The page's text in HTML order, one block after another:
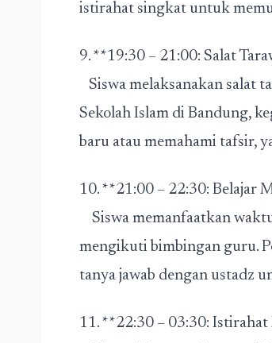
istirahat singkat untuk
9. **19:30 – 21:00: Salat
Siswa melaksanakan salat
Sekolah Islam di Bandung,
baru atau memahami tafsir,
10. **21:00 – 22:30: Belajar
Siswa memanfaatkan
mengikuti bimbingan guru.
tanya jawab dengan ustadz
11. **22:30 – 03:30: